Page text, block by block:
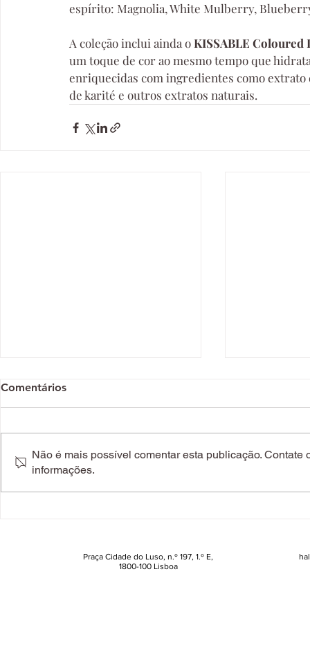
espírito: Magnolia, White Mulberry,
A coleção inclui ainda o KISSABLE Coloured
um toque de cor ao mesmo tempo que
enriquecidas com ingredientes como
de karité e outros extratos naturais.
Nem tudo é o que parece
Novo dois
Comentários
Não é mais possível comentar esta publicação. Contate
informações.
Praça Cidade do Luso, n.º 197, 1.º E,
1800-100 Lisboa